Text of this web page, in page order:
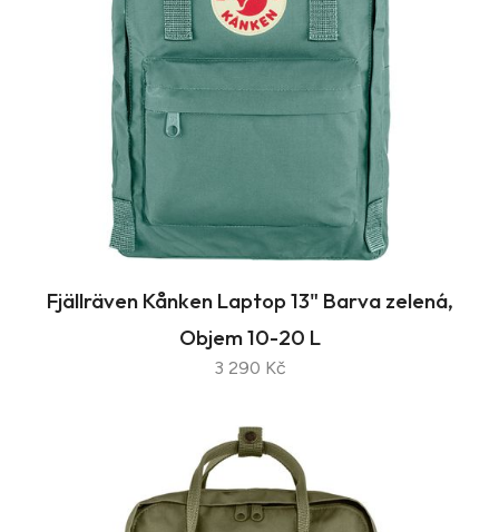
Fjällräven Kånken Laptop 13" Barva zelená,
Objem 10-20 L
3 290 Kč